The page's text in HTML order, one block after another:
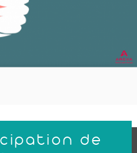
de